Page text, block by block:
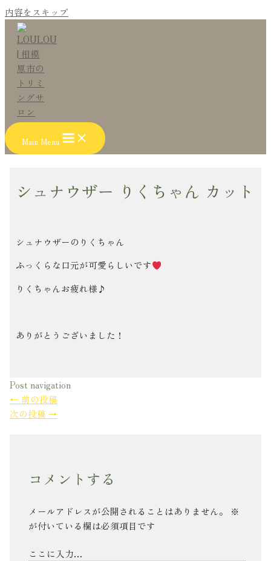
内容をスキップ
Main Menu
シュナウザー りくちゃん カット
シュナウザーのりくちゃん
ふっくらな口元が可愛らしいです
りくちゃんお疲れ様♪
ありがとうございました！
Post navigation
← 前の投稿
次の投稿 →
コメントする
メールアドレスが公開されることはありません。
※
が付いている欄は必須項目です
ここに入力…